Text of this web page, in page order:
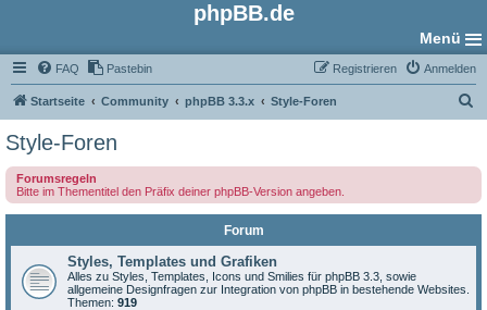
phpBB.de
Menü
FAQ Pastebin Anmelden
Registrieren
Startseite Community phpBB 3.3.x Style-Foren
e
Style-Foren
Forumsregeln
Bitte im Thementitel den Präfix deiner phpBB-Version angeben.
Forum
Styles, Templates und Grafiken
Alles zu Styles, Templates, Icons und Smilies für phpBB 3.3, sowie
allgemeine Designfragen zur Integration von phpBB in bestehende Websites.
Themen: 919